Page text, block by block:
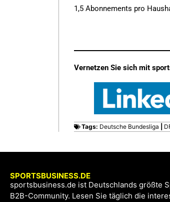
1,5 Abonnements pro
Vernetzen Sie sich mit
Tags: Deutsche Bundesliga
SPORTSBUSINESS.DE
sportsbusiness.de ist Deutschlands größte
B2B-Community. Lesen Sie täglich die